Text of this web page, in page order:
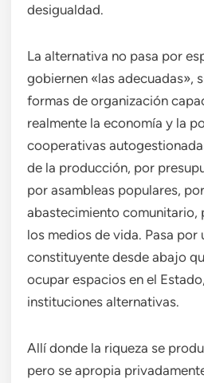
desigualdad.
La alternativa no pasa por
gobiernen «las adecuadas»,
formas de organización
realmente la economía y la
cooperativas
de la producción, por
por asambleas populares,
abastecimiento comunitario,
los medios de vida. Pasa por
constituyente desde abajo
ocupar espacios en el
instituciones alternativas.
Allí donde la riqueza se
pero se apropia